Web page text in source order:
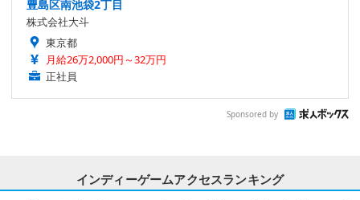
豊島区南池袋2丁目
株式会社大斗
東京都
月給26万2,000円～32万円
正社員
Sponsored by
インディーゲームアクセスランキング